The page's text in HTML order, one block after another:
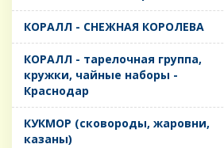
КОРАЛЛ - СНЕЖНАЯ КОРОЛЕВА
КОРАЛЛ - тарелочная группа,
кружки, чайные наборы -
Краснодар
КУКМОР (сковороды, жаровни,
казаны)